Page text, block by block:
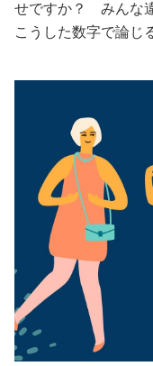
ファッショ
美容/健康
ワークスタ
妊娠/出産/家
ココロ/カラ
グルメ
せですか？ みんな
こうした数字で論じ